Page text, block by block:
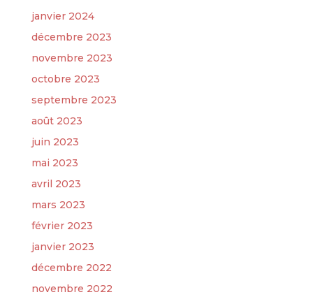
janvier 2024
décembre 2023
novembre 2023
octobre 2023
septembre 2023
août 2023
juin 2023
mai 2023
avril 2023
mars 2023
février 2023
janvier 2023
décembre 2022
novembre 2022